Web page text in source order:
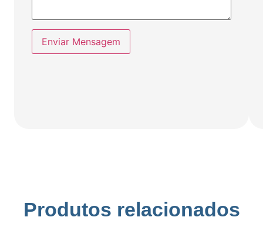
Enviar Mensagem
Produtos relacionados